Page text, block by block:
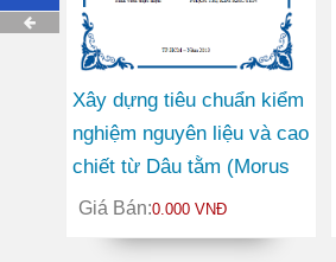
Xây dựng tiêu chuẩn kiểm
nghiệm nguyên liệu và cao
chiết từ Dâu tằm (Morus
alba L.), họ Dâu tằm
(Moraceae) và Viễn chí
Giá Bán:0.000 VNĐ